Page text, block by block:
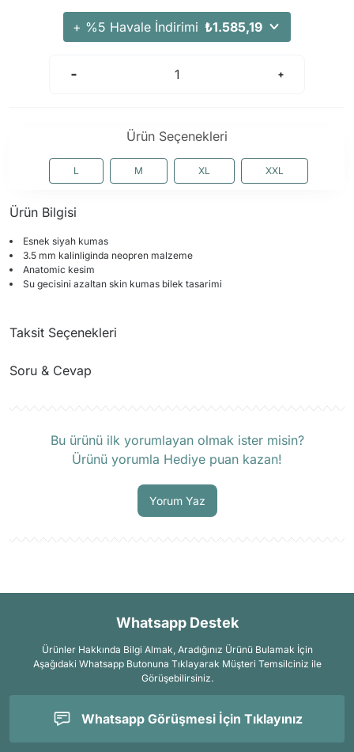
+ %5 Havale İndirimi ₺1.585,19
Ürün Seçenekleri
L M XL XXL
Ürün Bilgisi
Esnek siyah kumas
3.5 mm kalinliginda neopren malzeme
Anatomic kesim
Su gecisini azaltan skin kumas bilek tasarimi
Taksit Seçenekleri
Soru & Cevap
Bu ürünü ilk yorumlayan olmak ister misin?
Ürünü yorumla Hediye puan kazan!
Yorum Yaz
Whatsapp Destek
Ürünler Hakkında Bilgi Almak, Aradığınız Ürünü Bulamak İçin
Aşağıdaki Whatsapp Butonuna Tıklayarak Müşteri Temsilciniz ile
Görüşebilirsiniz.
Whatsapp Görüşmesi İçin Tıklayınız